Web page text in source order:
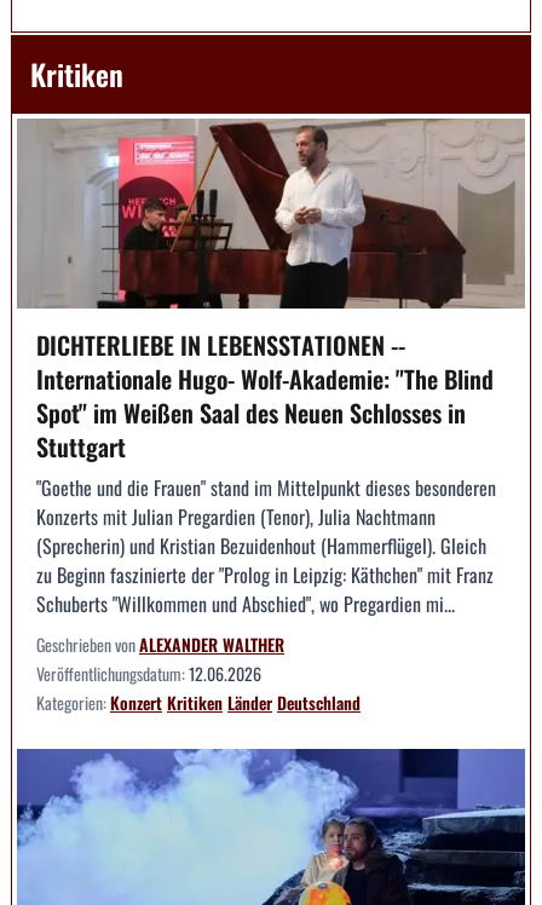
Kritiken
DICHTERLIEBE IN LEBENSSTATIONEN --
Internationale Hugo- Wolf-Akademie: "The Blind
Spot" im Weißen Saal des Neuen Schlosses in
Stuttgart
"Goethe und die Frauen" stand im Mittelpunkt dieses besonderen
Konzerts mit Julian Pregardien (Tenor), Julia Nachtmann
(Sprecherin) und Kristian Bezuidenhout (Hammerflügel). Gleich
zu Beginn faszinierte der "Prolog in Leipzig: Käthchen" mit Franz
Schuberts "Willkommen und Abschied", wo Pregardien mi...
Geschrieben vonALEXANDER WALTHER
Veröffentlichungsdatum:12.06.2026
Kategorien:KonzertKritikenLänderDeutschland